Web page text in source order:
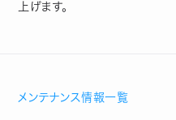
上げます。
メンテナンス情報一覧